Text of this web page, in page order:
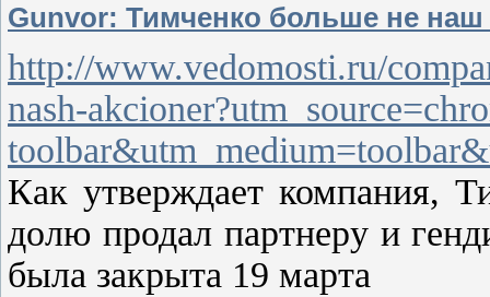
Gunvor: Тимченко больше не наш
http://www.vedomosti.ru/
nash-
Как утверждает компания,
долю продал партнеру и
была закрыта 19 марта